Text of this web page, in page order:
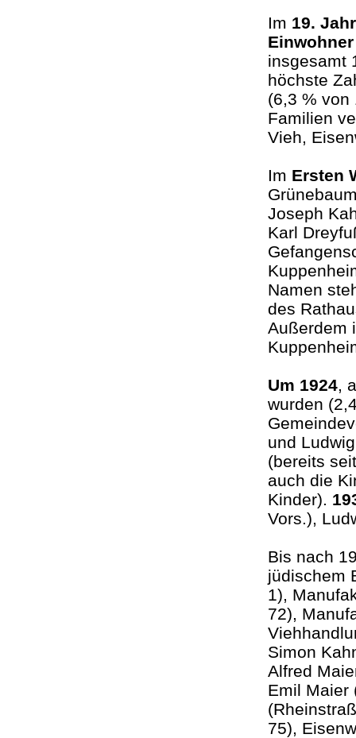
Im 19.
Einwohner
insgesamt
höchste
(6,3 % von
Familien
Vieh,
Im Ersten
Joseph
Karl
Namen
des
Außerdem
Um 1924,
wurden
und
(bereits
auch die
Kinder).
Vors.),
Bis nach
jüdischem
1),
72),
Simon
Alfred
Emil Maier
75),